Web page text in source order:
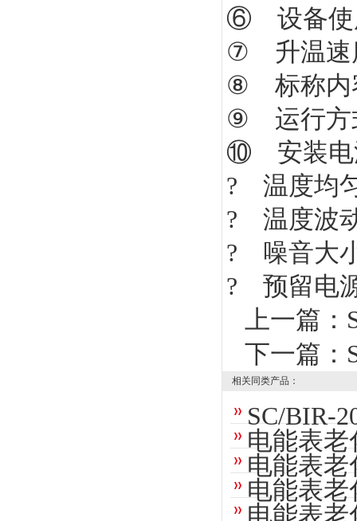
⑥ 设备使
⑦ 升温速
⑧ 标称内
⑨ 运行方
⑩ 安装电
? 温度均
? 温度波
? 噪音大
? 预留电
上一篇：
下一篇：
相关同类产品：
SC/BIR-
电能表老
电能表老
电能表老
电能表